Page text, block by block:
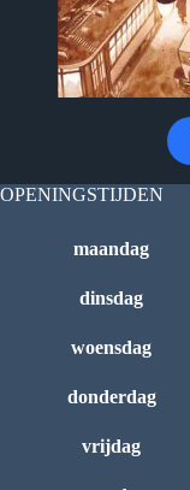
OPENINGSTIJDEN
maandag
dinsdag
woensdag
donderdag
vrijdag